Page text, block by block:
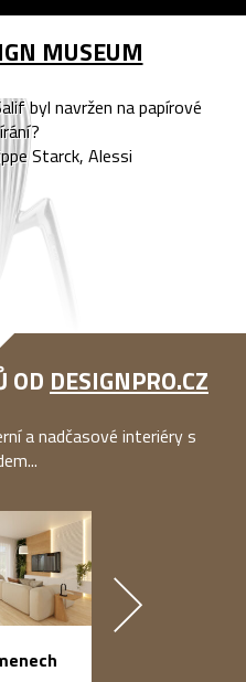
MUSEUM
byl navržen na papírové
Starck, Alessi
OD DESIGNPRO.CZ
a nadčasové interiéry s